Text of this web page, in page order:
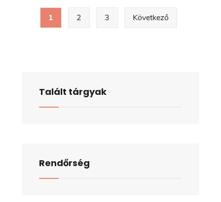
közösségek
Bejegyzések
lapozása
1 2 3 Következő
Talált tárgyak
Rendőrség